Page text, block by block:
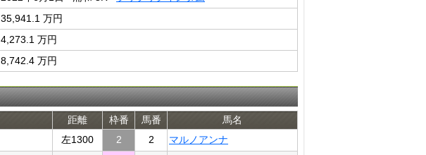
35,941.1 万円
4,273.1 万円
8,742.4 万円
距離 枠番 馬番
馬名
左1300 2 2
マルノアンナ